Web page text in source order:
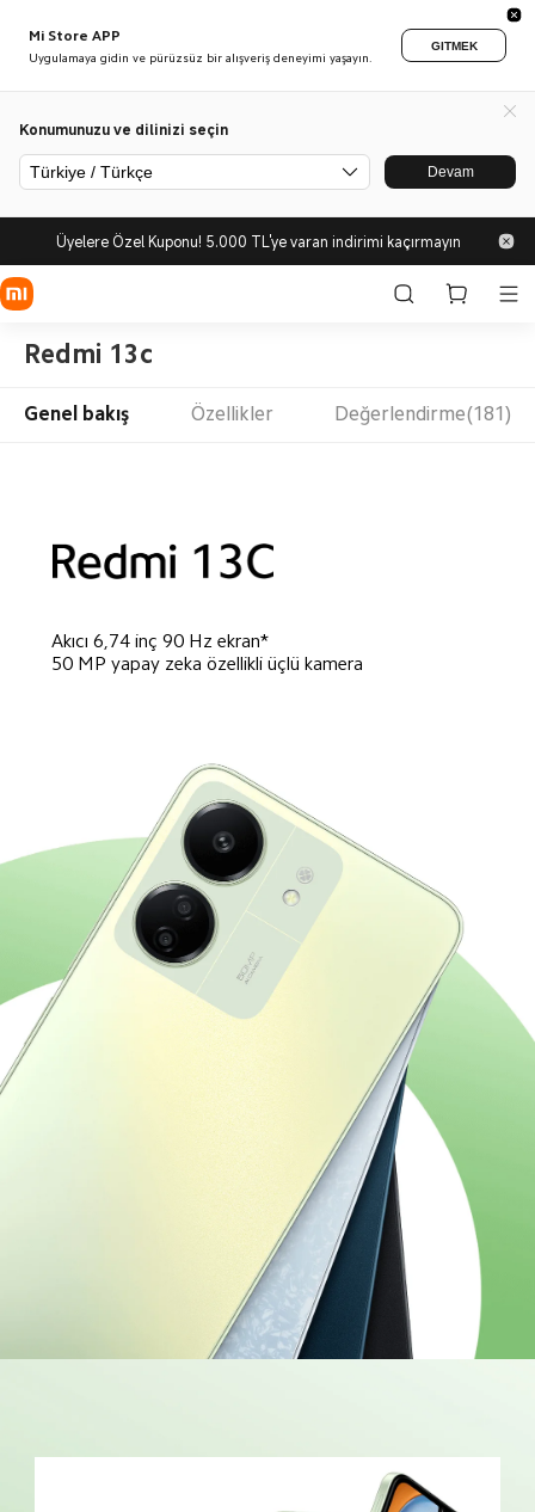
Mi Store APP
Uygulamaya gidin ve pürüzsüz bir alışveriş deneyimi yaşayın.
GITMEK
Konumunuzu ve dilinizi seçin
Türkiye / Türkçe Devam
Üyelere Özel Kuponu! 5.000 TL'ye varan indirimi kaçırmayın
Redmi 13c
Genel bakış Özellikler Değerlendirme(181)
Akıcı 6,74 inç 90 Hz ekran*
50 MP yapay zeka özellikli üçlü kamera